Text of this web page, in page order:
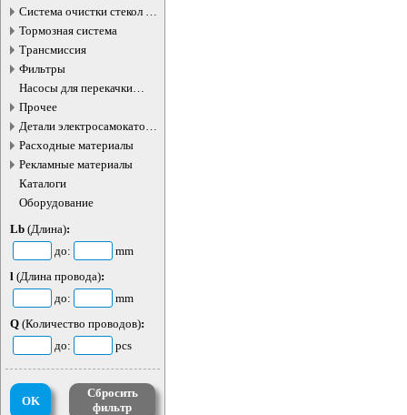
Система очистки стекол и
фар
Тормозная система
Трансмиссия
Фильтры
Насосы для перекачки
жидкостей
Прочее
Детали электросамокатов и
электротранспорта
Расходные материалы
Рекламные материалы
Каталоги
Оборудование
Lb (Длина):
до:
mm
l (Длина провода):
до:
mm
Q (Количество проводов):
до:
pcs
OK
Сбросить
фильтр